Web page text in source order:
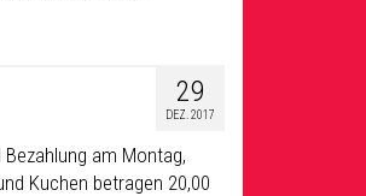
29
DEZ. 2017
am Montag,
Kuchen betragen 20,00